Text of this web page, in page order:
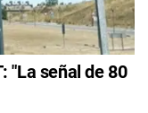
"La señal de 80